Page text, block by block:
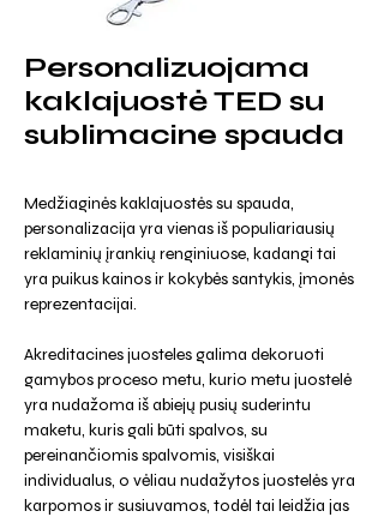
Personalizuojama
kaklajuostė TED su
sublimacine spauda
Medžiaginės kaklajuostės su spauda,
personalizacija yra vienas iš populiariausių
reklaminių įrankių renginiuose, kadangi tai
yra puikus kainos ir kokybės santykis, įmonės
reprezentacijai.
Akreditacines juosteles galima dekoruoti
gamybos proceso metu, kurio metu juostelė
yra nudažoma iš abiejų pusių suderintu
maketu, kuris gali būti spalvos, su
pereinančiomis spalvomis, visiškai
individualus, o vėliau nudažytos juostelės yra
karpomos ir susiuvamos, todėl tai leidžia jas